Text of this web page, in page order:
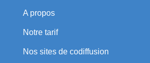
A propos
Notre tarif
Nos sites de codiffusion